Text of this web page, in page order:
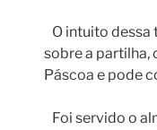
O intuito dessa
sobre a partilha,
Páscoa e pode
Foi servido o